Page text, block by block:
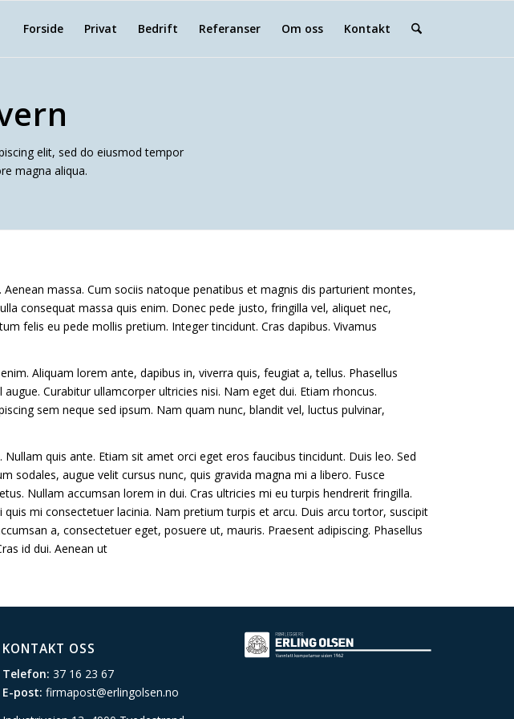
Forside Privat Bedrift Referanser Om oss Kontakt
elit, sed do eiusmod tempor
magna aliqua.
massa. Cum sociis natoque penatibus et magnis dis parturient montes,
consequat massa quis enim. Donec pede justo, fringilla vel, aliquet nec,
felis eu pede mollis pretium. Integer tincidunt. Cras dapibus. Vivamus
Aliquam lorem ante, dapibus in, viverra quis, feugiat a, tellus. Phasellus
Curabitur ullamcorper ultricies nisi. Nam eget dui. Etiam rhoncus.
sem neque sed ipsum. Nam quam nunc, blandit vel, luctus pulvinar,
quis ante. Etiam sit amet orci eget eros faucibus tincidunt. Duis leo. Sed
sodales, augue velit cursus nunc, quis gravida magna mi a libero. Fusce
Nullam accumsan lorem in dui. Cras ultricies mi eu turpis hendrerit fringilla.
mi consectetuer lacinia. Nam pretium turpis et arcu. Duis arcu tortor, suscipit
a, consectetuer eget, posuere ut, mauris. Praesent adipiscing. Phasellus
id dui. Aenean ut
KONTAKT OSS
Telefon:37 16 23 67
E-post:firmapost@erlingolsen.no